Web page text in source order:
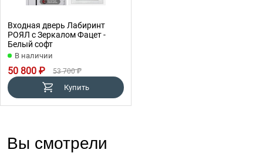
Входная дверь Лабиринт
РОЯЛ с Зеркалом Фацет -
Белый софт
В наличии
50 800 ₽ 53 700 ₽
Купить
Вы смотрели